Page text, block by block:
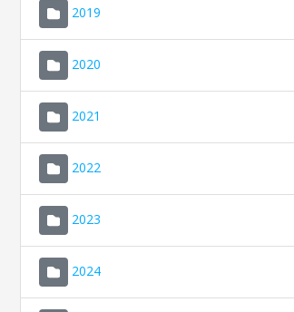
2019
2020
2021
2022
2023
2024